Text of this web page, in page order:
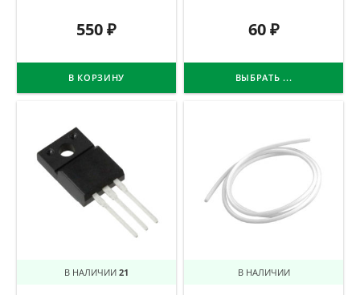
550₽
В КОРЗИНУ
60₽
ВЫБРАТЬ ...
В НАЛИЧИИ 21 В НАЛИЧИИ